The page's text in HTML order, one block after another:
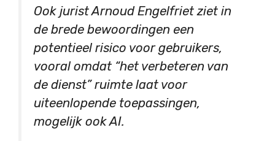
Ook jurist Arnoud Engelfriet ziet in
de brede bewoordingen een
potentieel risico voor gebruikers,
vooral omdat “het verbeteren van
de dienst” ruimte laat voor
uiteenlopende toepassingen,
mogelijk ook AI.